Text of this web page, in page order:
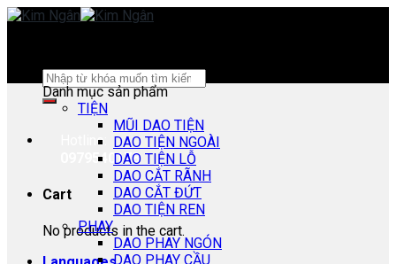
Skip
Search
for:
Hotline:
0979540178
Cart
No products in the cart.
Danh mục sản phẩm
TIỆN
MŨI DAO TIỆN
DAO TIỆN NGOÀI
DAO TIỆN LỖ
DAO CẮT RÃNH
DAO CẮT ĐỨT
DAO TIỆN REN
PHAY
DAO PHAY NGÓN
DAO PHAY CẦU